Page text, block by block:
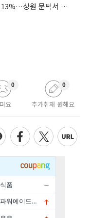
美 클래리티 법안 연내 통과 가능성 13%…상원 문턱서 제동
요
0
추가취재 원해요
0